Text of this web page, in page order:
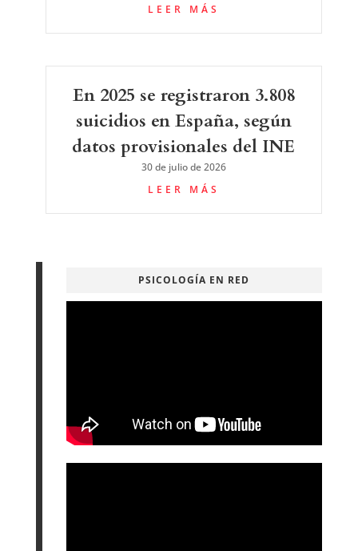
LEER MÁS
En 2025 se registraron 3.808
suicidios en España, según
datos provisionales del INE
30 de julio de 2026
LEER MÁS
PSICOLOGÍA EN RED